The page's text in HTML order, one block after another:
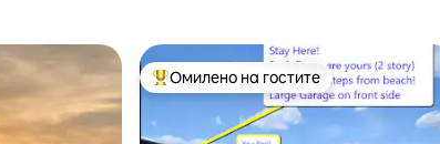
Меѓу најуспешните „Омилени на
Омилено на гостите